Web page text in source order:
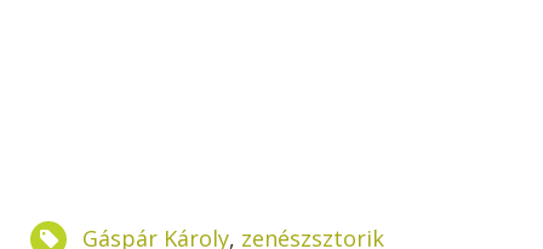
Gáspár Károly, zenészsztorik